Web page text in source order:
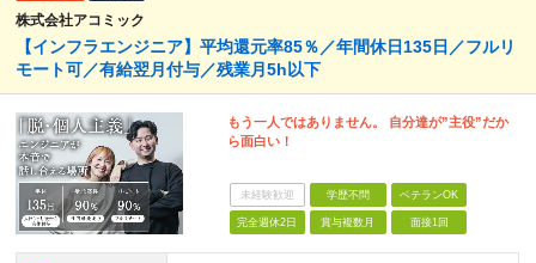
株式会社アコミック
【インフラエンジニア】平均還元率85％／年間休日135日／フルリ
モート可／有給翌月付与／残業月5h以下
もう一人ではありません。 自分達が”主役”だか
ら面白い！
未経験歓迎 学歴不問 ベテランOK
完全週休2日 賞与複数月 面接1回